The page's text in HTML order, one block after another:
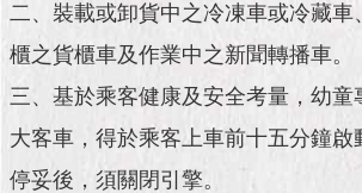
成
果
市
政
料
二、裝載或卸貨中之冷凍車或冷藏車
櫃之貨櫃車及作業中之新聞轉播車。
三、基於乘客健康及安全考量，幼童
大客車，得於乘客上車前十五分鐘啟
停妥後，須關閉引擎。